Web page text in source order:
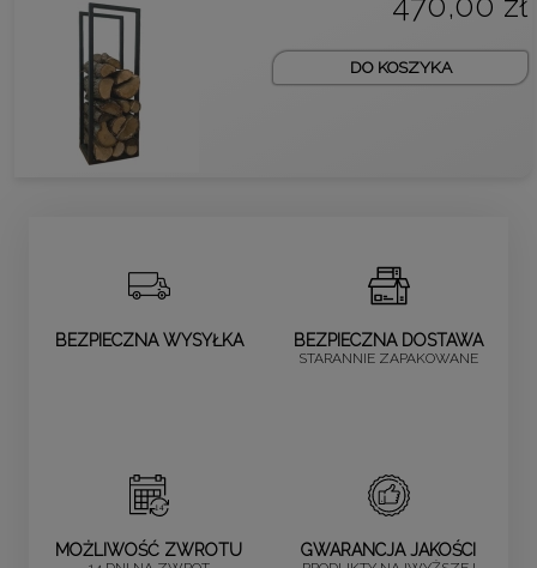
DO KOSZYKA
BEZPIECZNA WYSYŁKA BEZPIECZNA DOSTAWA
STARANNIE ZAPAKOWANE
MOŻLIWOŚĆ ZWROTU GWARANCJA JAKOŚCI